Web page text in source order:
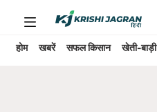
होम खबरें सफल किसान खेती-बाड़ी